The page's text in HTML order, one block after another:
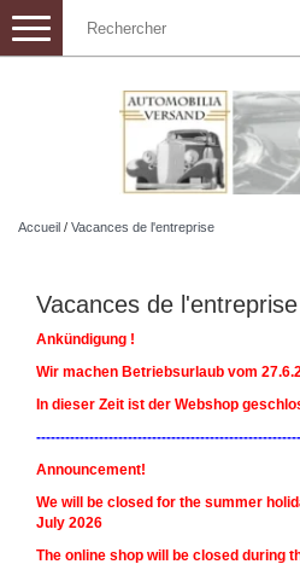
Toggle
navigation
Accueil / Vacances de l'entreprise
Vacances de l'entreprise
Ankündigung !
Wir machen Betriebsurlaub vom
In dieser Zeit ist der Webshop
Announcement!
We will be closed for the summer
July 2026
The online shop will be closed during